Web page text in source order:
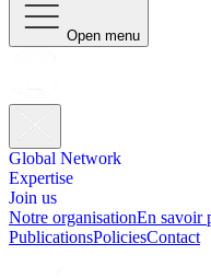
Open menu
Global Network
Expertise
Join us
Notre organisationEn savoir
PublicationsPoliciesContact